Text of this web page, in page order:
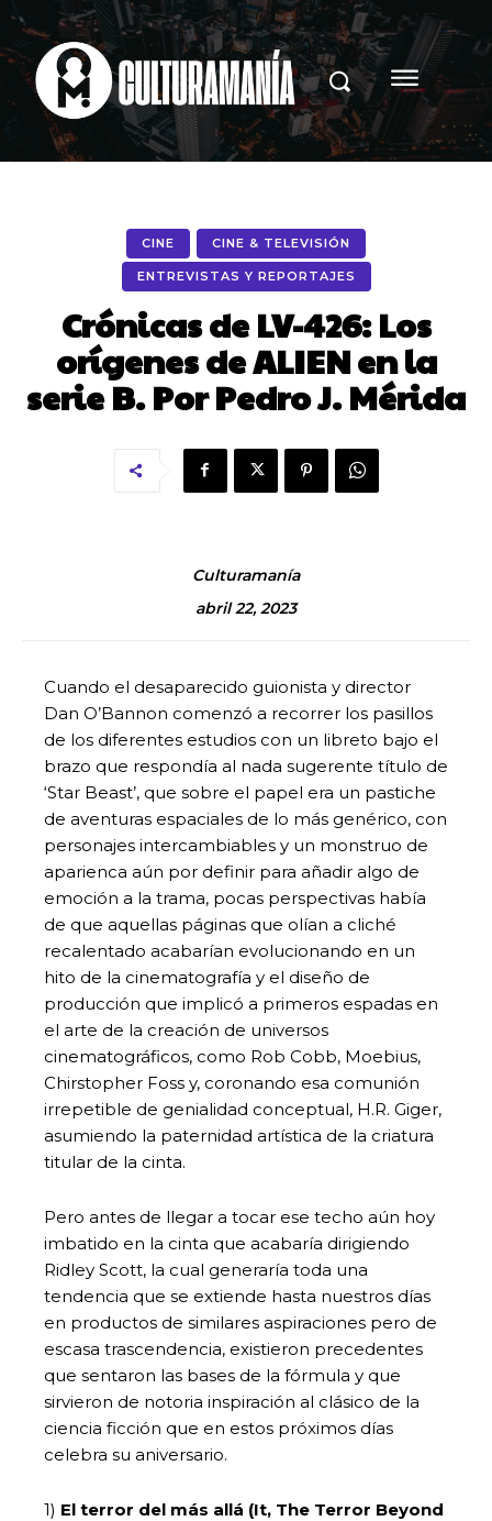
CINE CINE & TELEVISIÓN
ENTREVISTAS Y REPORTAJES
Crónicas de LV-426: Los
orígenes de ALIEN en la
serie B. Por Pedro J. Mérida
Culturamanía
abril 22, 2023
Cuando el desaparecido guionista y director
Dan O’Bannon comenzó a recorrer los pasillos
de los diferentes estudios con un libreto bajo el
brazo que respondía al nada sugerente título de
‘Star Beast’, que sobre el papel era un pastiche
de aventuras espaciales de lo más genérico, con
personajes intercambiables y un monstruo de
aparienca aún por definir para añadir algo de
emoción a la trama, pocas perspectivas había
de que aquellas páginas que olían a cliché
recalentado acabarían evolucionando en un
hito de la cinematografía y el diseño de
producción que implicó a primeros espadas en
el arte de la creación de universos
cinematográficos, como Rob Cobb, Moebius,
Chirstopher Foss y, coronando esa comunión
irrepetible de genialidad conceptual, H.R. Giger,
asumiendo la paternidad artística de la criatura
titular de la cinta.
Pero antes de llegar a tocar ese techo aún hoy
imbatido en la cinta que acabaría dirigiendo
Ridley Scott, la cual generaría toda una
tendencia que se extiende hasta nuestros días
en productos de similares aspiraciones pero de
escasa trascendencia, existieron precedentes
que sentaron las bases de la fórmula y que
sirvieron de notoria inspiración al clásico de la
ciencia ficción que en estos próximos días
celebra su aniversario.
1) El terror del más allá (It, The Terror Beyond